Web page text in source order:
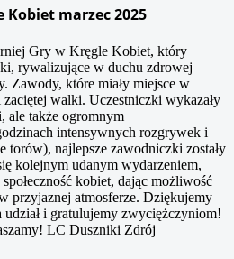
Kobiet marzec 2025
Gry w Kręgle Kobiet, który
rywalizujące w duchu zdrowej
Zawody, które miały miejsce w
zaciętej walki. Uczestniczki wykazały
ale także ogromnym
intensywnych rozgrywek i
torów), najlepsze zawodniczki zostały
kolejnym udanym wydarzeniem,
kobiet, dając możliwość
przyjaznej atmosferze. Dziękujemy
i gratulujemy zwyciężczyniom!
LC Duszniki Zdrój